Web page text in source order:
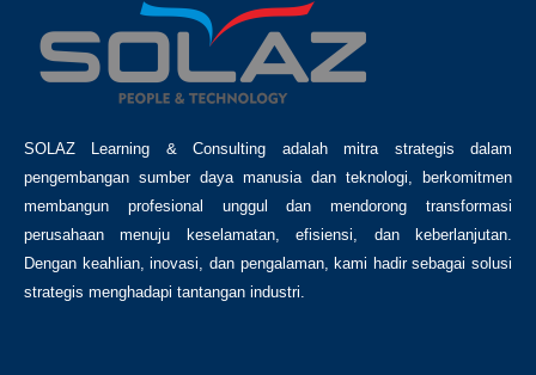
SOLAZ Learning & Consulting adalah mitra strategis dalam
pengembangan sumber daya manusia dan teknologi, berkomitmen
membangun profesional unggul dan mendorong transformasi
perusahaan menuju keselamatan, efisiensi, dan keberlanjutan.
Dengan keahlian, inovasi, dan pengalaman, kami hadir sebagai solusi
strategis menghadapi tantangan industri.